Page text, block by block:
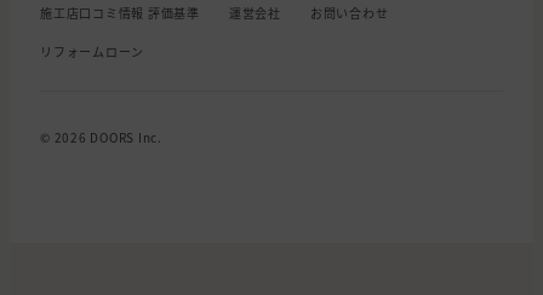
施工店口コミ情報 評価基準 運営会社 お問い合わせ
リフォームローン
© 2026 DOORS Inc.